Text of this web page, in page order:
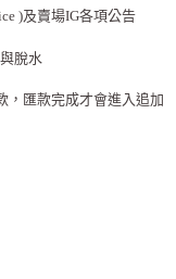
)及賣場IG各項公告
脫水
，匯款完成才會進入追加